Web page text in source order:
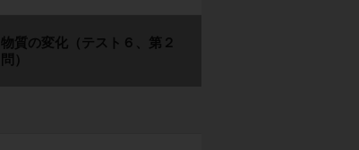
物質の変化（テスト６、第２
問）